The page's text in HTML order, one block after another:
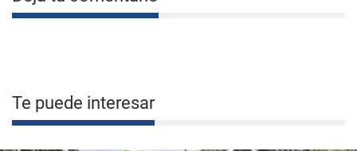
Te puede interesar